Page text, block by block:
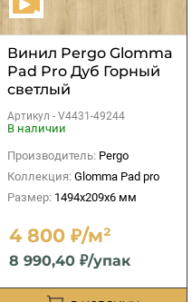
Винил Pergo Glomma
Pad Pro Дуб Горный
светлый
Артикул - V4431-49244
В наличии
Производитель: Pergo
Коллекция: Glomma Pad pro
Размер: 1494x209x6 мм
4 800 ₽/м²
8 990,40 ₽/упак